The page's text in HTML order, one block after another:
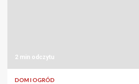
2 min odczytu
DOM I OGRÓD